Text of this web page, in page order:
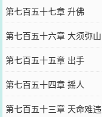
第七百五十七章 升佛
第七百五十六章 大须弥山
第七百五十五章 出手
第七百五十四章 摇人
第七百五十三章 天命难违